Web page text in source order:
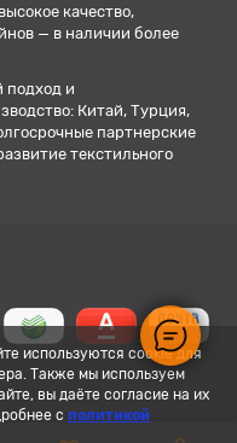
используются cookie для
Также мы используем
вы даёте согласие на их
с политикой
качество,
— в наличии более
подход и
Китай, Турция,
партнерские
текстильного